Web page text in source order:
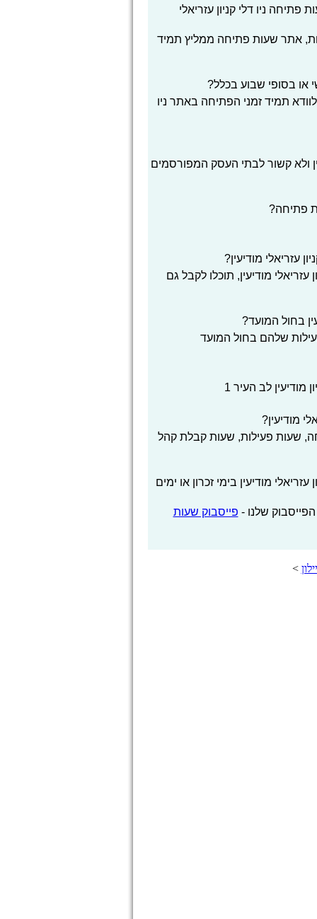
ניו דלי קניון עזריאלי
אתר שעות פתיחה ממליץ תמיד
או בסופי שבוע בכלל?
תמיד זמני הפתיחה באתר ניו
ולא קשור לבתי העסק המפורסמים
פתיחה?
עזריאלי מודיעין?
מודיעין, תוכלו לקבל גם
בחול המועד?
שלהם בחול המועד
מודיעין לב העיר 1
מודיעין?
שעות פעילות, שעות קבלת קהל
מודיעין בימי זכרון או ימים
שלנו - פייסבוק שעות
>